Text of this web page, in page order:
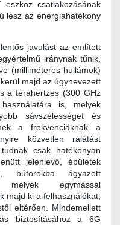
csatlakozásának
lesz az energiahatékony
javulást az említett
iránynak tűnik,
(milliméteres hullámok)
majd az úgynevezett
a terahertzes (300 GHz
is, melyek
sávszélességet és
a frekvenciáknak a
közvetlen rálátást
csak hatékonyan
jelenlevő, épületek
bútorokba ágyazott
melyek egymással
majd ki a felhasználókat,
eltérően. Mindemellett
biztosításához a 6G